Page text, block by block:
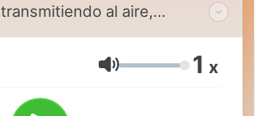
transmitiendo al aire,
estaciones pioneras en el
estado de Veracruz
Volum 1 x